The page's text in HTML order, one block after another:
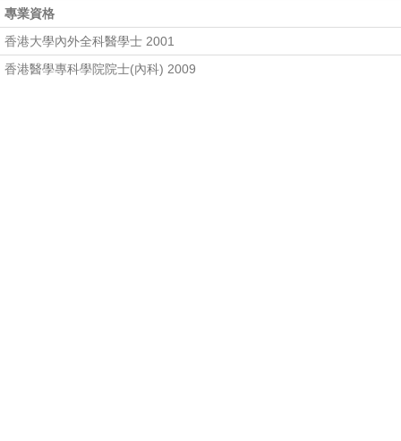
專業資格
香港大學內外全科醫學士 2001
香港醫學專科學院院士(內科) 2009